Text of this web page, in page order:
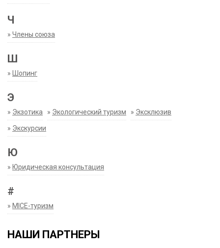
Ч
» Члены союза
Ш
» Шопинг
Э
» Экзотика » Экологический туризм » Эксклюзив
» Экскурсии
Ю
» Юридическая консультация
#
» MICE-туризм
НАШИ ПАРТНЕРЫ